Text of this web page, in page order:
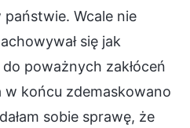
Wcale nie
się jak
poważnych zakłóceń
w końcu zdemaskowano
sobie sprawę, że